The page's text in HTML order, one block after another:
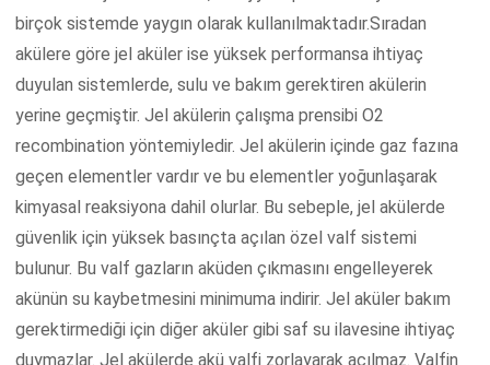
birçok sistemde yaygın olarak kullanılmaktadır.Sıradan
akülere göre jel aküler ise yüksek performansa ihtiyaç
duyulan sistemlerde, sulu ve bakım gerektiren akülerin
yerine geçmiştir. Jel akülerin çalışma prensibi O2
recombination yöntemiyledir. Jel akülerin içinde gaz fazına
geçen elementler vardır ve bu elementler yoğunlaşarak
kimyasal reaksiyona dahil olurlar. Bu sebeple, jel akülerde
güvenlik için yüksek basınçta açılan özel valf sistemi
bulunur. Bu valf gazların aküden çıkmasını engelleyerek
akünün su kaybetmesini minimuma indirir. Jel aküler bakım
gerektirmediği için diğer aküler gibi saf su ilavesine ihtiyaç
duymazlar. Jel akülerde akü valfi zorlayarak açılmaz. Valfin